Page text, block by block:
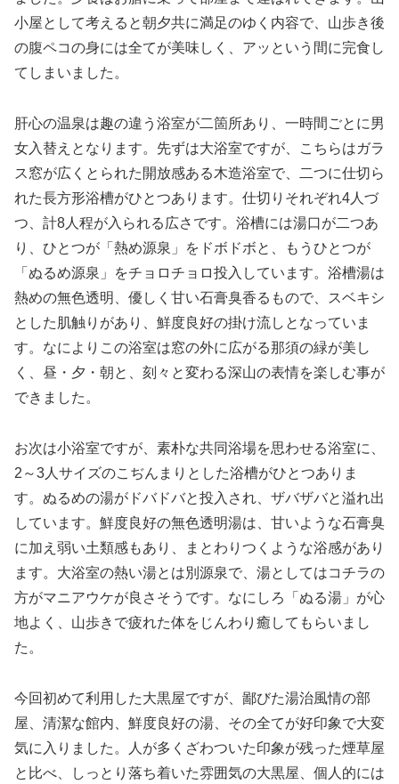
小屋として考えると朝夕共に満足のゆく内容で、山歩き後
の腹ペコの身には全てが美味しく、アッという間に完食し
てしまいました。
肝心の温泉は趣の違う浴室が二箇所あり、一時間ごとに男
女入替えとなります。先ずは大浴室ですが、こちらはガラ
ス窓が広くとられた開放感ある木造浴室で、二つに仕切ら
れた長方形浴槽がひとつあります。仕切りそれぞれ4人づ
つ、計8人程が入られる広さです。浴槽には湯口が二つあ
り、ひとつが「熱め源泉」をドボドボと、もうひとつが
「ぬるめ源泉」をチョロチョロ投入しています。浴槽湯は
熱めの無色透明、優しく甘い石膏臭香るもので、スベキシ
とした肌触りがあり、鮮度良好の掛け流しとなっていま
す。なによりこの浴室は窓の外に広がる那須の緑が美し
く、昼・夕・朝と、刻々と変わる深山の表情を楽しむ事が
できました。
お次は小浴室ですが、素朴な共同浴場を思わせる浴室に、
2～3人サイズのこぢんまりとした浴槽がひとつありま
す。ぬるめの湯がドバドバと投入され、ザバザバと溢れ出
しています。鮮度良好の無色透明湯は、甘いような石膏臭
に加え弱い土類感もあり、まとわりつくような浴感があり
ます。大浴室の熱い湯とは別源泉で、湯としてはコチラの
方がマニアウケが良さそうです。なにしろ「ぬる湯」が心
地よく、山歩きで疲れた体をじんわり癒してもらいまし
た。
今回初めて利用した大黒屋ですが、鄙びた湯治風情の部
屋、清潔な館内、鮮度良好の湯、その全てが好印象で大変
気に入りました。人が多くざわついた印象が残った煙草屋
と比べ、しっとり落ち着いた雰囲気の大黒屋、個人的には